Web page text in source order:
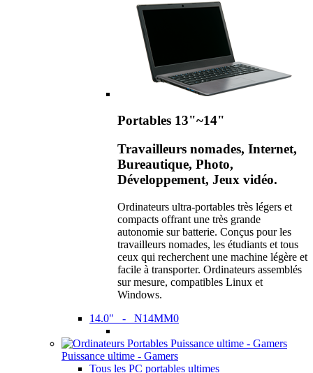
Portables 13"~14"
Travailleurs nomades, Internet,
Bureautique, Photo,
Développement, Jeux vidéo.
Ordinateurs ultra-portables très légers et
compacts offrant une très grande
autonomie sur batterie. Conçus pour les
travailleurs nomades, les étudiants et tous
ceux qui recherchent une machine légère et
facile à transporter. Ordinateurs assemblés
sur mesure, compatibles Linux et
Windows.
14.0" - N14MM0
Puissance ultime - Gamers
Tous les PC portables ultimes